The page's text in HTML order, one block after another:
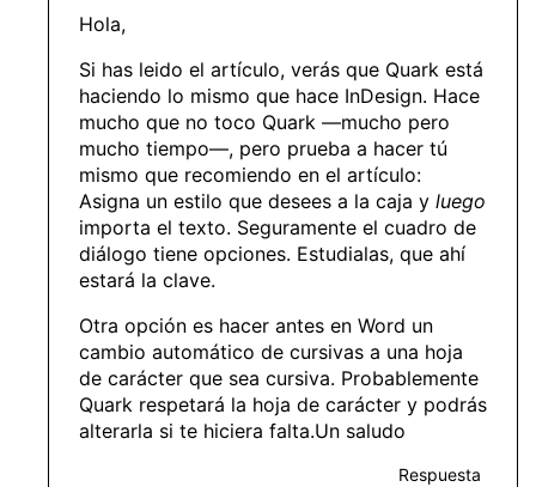
Hola,
Si has leido el artículo, verás que Quark está
haciendo lo mismo que hace InDesign. Hace
mucho que no toco Quark —mucho pero
mucho tiempo—, pero prueba a hacer tú
mismo que recomiendo en el artículo:
Asigna un estilo que desees a la caja y luego
importa el texto. Seguramente el cuadro de
diálogo tiene opciones. Estudialas, que ahí
estará la clave.
Otra opción es hacer antes en Word un
cambio automático de cursivas a una hoja
de carácter que sea cursiva. Probablemente
Quark respetará la hoja de carácter y podrás
alterarla si te hiciera falta.Un saludo
Respuesta